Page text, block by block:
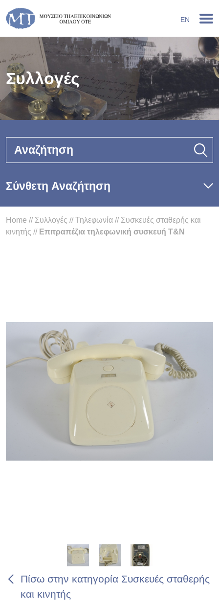
EN
Συλλογές
Αναζήτηση
Σύνθετη Αναζήτηση
Home // Συλλογές //Τηλεφωνία // Συσκευές σταθερής και
κινητής // Επιτραπέζια τηλεφωνική συσκευή T&N
Πίσω στην κατηγορία Συσκευές σταθερής
και κινητής